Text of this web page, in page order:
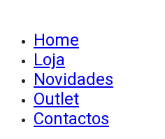
Home
Loja
Novidades
Outlet
Contactos